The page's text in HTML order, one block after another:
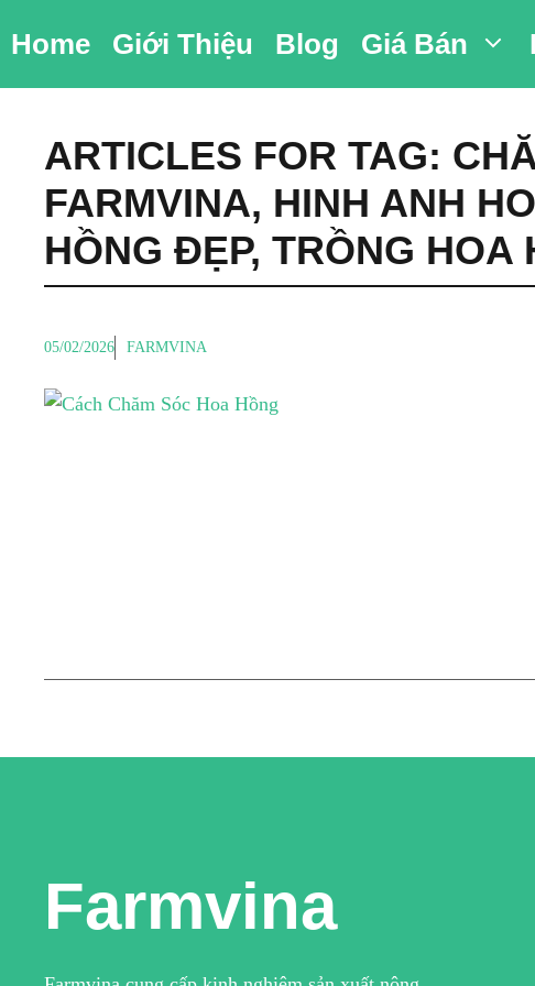
đếnHome Giới Thiệu Blog Giá Bán
ARTICLES FOR TAG:
FARMVINA, HINH ANH
HỒNG ĐẸP, TRỒNG HOA
05/02/2026 FARMVINA
Farmvina